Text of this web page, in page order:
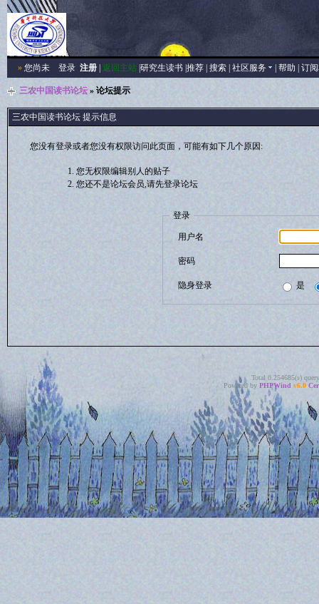
»您尚未 登录 注册| 返回主站| 研究生读书| 推荐| 搜索| 社区服务 帮助 订
三农中国读书论坛» 论坛提示
三农中国读书论坛 提示信息
您没有登录或者您没有权限访问此页面，可能有如下几个原因:
您无权限编辑别人的贴子
您还不是论坛会员,请先登录论坛
登录
用户名
密码
隐身登录 是
Total 0.254685(s)
Powered by PHPWind v6.0